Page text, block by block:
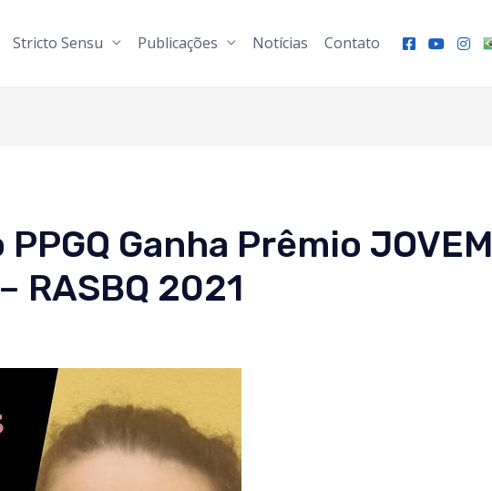
Stricto Sensu Publicações Notícias Contato
Ganha Prêmio JOVEM
RASBQ 2021